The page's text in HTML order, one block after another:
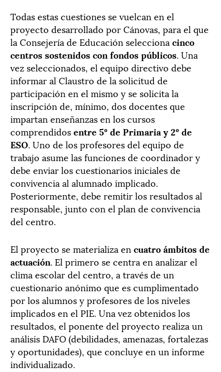
Todas estas cuestiones se vuelcan en el
proyecto desarrollado por Cánovas, para el que
la Consejería de Educación selecciona cinco
centros sostenidos con fondos públicos. Una
vez seleccionados, el equipo directivo debe
informar al Claustro de la solicitud de
participación en el mismo y se solicita la
inscripción de, mínimo, dos docentes que
impartan enseñanzas en los cursos
comprendidosentre 5º de Primaria y 2º de
ESO. Uno de los profesores del equipo de
trabajo asume las funciones de coordinador y
debe enviar los cuestionarios iniciales de
convivencia al alumnado implicado.
Posteriormente, debe remitir los resultados al
responsable, junto con el plan de convivencia
del centro.
El proyecto se materializa en cuatro ámbitos de
actuación. El primero se centra en analizar el
clima escolar del centro, a través de un
cuestionario anónimo que es cumplimentado
por los alumnos y profesores de los niveles
implicados en el PIE. Una vez obtenidos los
resultados, el ponente del proyecto realiza un
análisis DAFO (debilidades, amenazas, fortalezas
y oportunidades), que concluye en un informe
individualizado.